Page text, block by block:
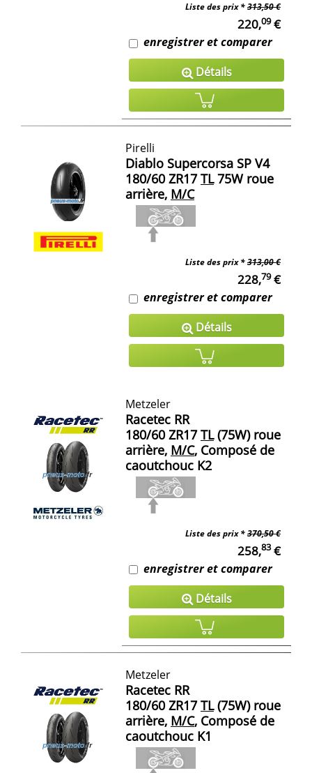
Liste des prix *313,50 €
220,09€
enregistrer et comparer
Détails
Pirelli
Diablo Supercorsa SP V4
180/60 ZR17 TL75W roue
arrière, M/C
Liste des prix *313,00 €
228,79€
enregistrer et comparer
Détails
Metzeler
Racetec RR
180/60 ZR17 TL(75W) roue
arrière, M/C, Composé de
caoutchouc K2
Liste des prix *370,50 €
258,83€
enregistrer et comparer
Détails
Metzeler
Racetec RR
180/60 ZR17 TL(75W) roue
arrière, M/C, Composé de
caoutchouc K1